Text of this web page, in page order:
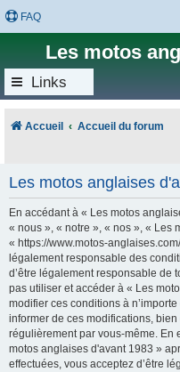
FAQ
Les motos
Links
Accueil Accueil du forum
Les motos anglaises
En accédant à « Les motos
« nous », « notre », « nos », « Les
« https://www.motos-
légalement responsable des
d’être légalement responsable de
pas utiliser et accéder à « Les
modifier ces conditions à
informer de ces modifications,
régulièrement par vous-même. En
motos anglaises d'avant 1983 »
effectuées, vous acceptez d’être